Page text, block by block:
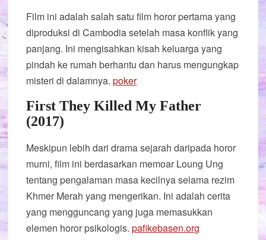
Film ini adalah salah satu film horor pertama yang
diproduksi di Cambodia setelah masa konflik yang
panjang. Ini mengisahkan kisah keluarga yang
pindah ke rumah berhantu dan harus mengungkap
misteri di dalamnya.poker
First They Killed My Father
(2017)
Meskipun lebih dari drama sejarah daripada horor
murni, film ini berdasarkan memoar Loung Ung
tentang pengalaman masa kecilnya selama rezim
Khmer Merah yang mengerikan. Ini adalah cerita
yang mengguncang yang juga memasukkan
elemen horor psikologis.pafikebasen.org